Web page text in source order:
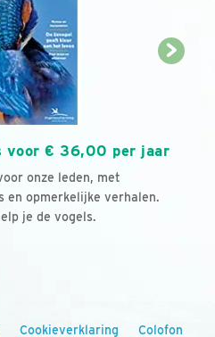
voor € 36,00 per jaar
onze leden, met
en opmerkelijke verhalen.
je de vogels.
Cookieverklaring Colofon